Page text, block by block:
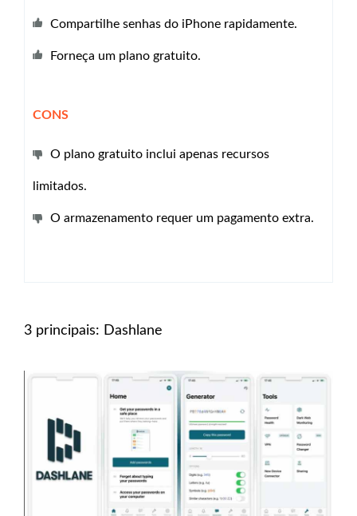
Compartilhe senhas do iPhone rapidamente.
Forneça um plano gratuito.
CONS
O plano gratuito inclui apenas recursos
limitados.
O armazenamento requer um pagamento extra.
3 principais: Dashlane